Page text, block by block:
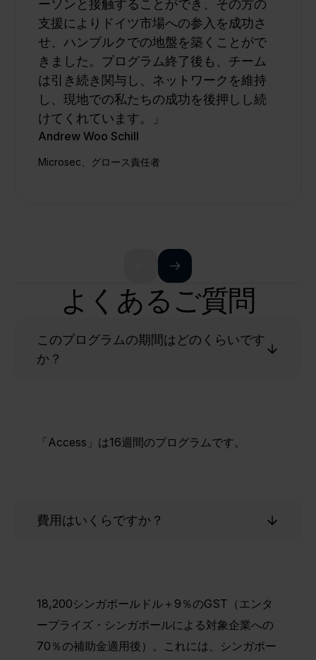
ーソンと接触することができ、その方の
支援によりドイツ市場への参入を成功さ
せ、ハンブルクでの地盤を築くことがで
きました。プログラム終了後も、チーム
は引き続き関与し、ネットワークを維持
し、現地での私たちの成功を後押しし続
けてくれています。」
Andrew Woo Schill
Microsec、グロース責任者
よくあるご質問
このプログラムの期間はどのくらいです
か？
「Access」は16週間のプログラムです。
費用はいくらですか？
18,200シンガポールドル＋9％のGST（エンタ
ープライズ・シンガポールによる対象企業への
70％の補助金適用後）。これには、シンガポー